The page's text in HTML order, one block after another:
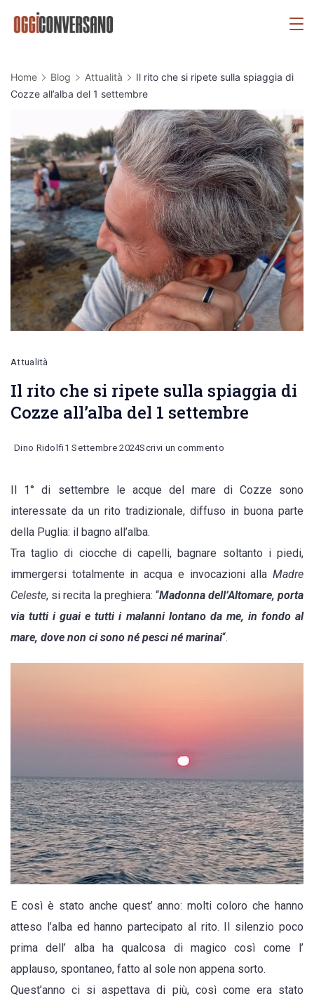
Home Blog Attualità
Il rito che si ripete sulla spiaggia di
Cozze all’alba del 1 settembre
Attualità
Il rito che si ripete sulla spiaggia di
Cozze all’alba del 1 settembre
Dino Ridolfi1 Settembre 2024Scrivi un commentoon
rito
che
ripete
sulla
spiaggia
di
Cozze
Il 1° di settembre le acque del mare di Cozze sono
interessate da un rito tradizionale, diffuso in buona parte
della Puglia: il bagno all’alba.
Tra taglio di ciocche di capelli, bagnare soltanto i piedi,
immergersi totalmente in acqua e invocazioni alla Madre
Celeste, si recita la preghiera: “Madonna dell’Altomare, porta
via tutti i guai e tutti i malanni lontano da me, in fondo al
mare, dove non ci sono né pesci né marinai“.
E così è stato anche quest’ anno: molti coloro che hanno
atteso l’alba ed hanno partecipato al rito. Il silenzio poco
prima dell’ alba ha qualcosa di magico così come l’
applauso, spontaneo, fatto al sole non appena sorto.
Quest’anno ci si aspettava di più, così come era stato